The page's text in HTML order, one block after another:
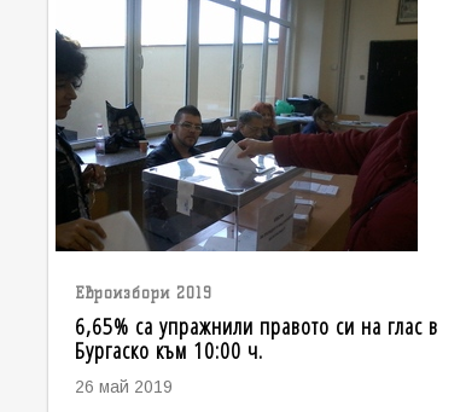
Евроизбори 2019
6,65% са упражнили правото си на глас в
Бургаско към 10:00 ч.
26 май 2019